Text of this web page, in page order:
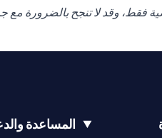
فقط، وقد لا تنجح بالضرورة
المساعدة